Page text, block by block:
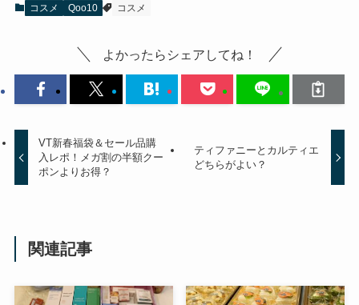
コスメ Qoo10 コスメ
よかったらシェアしてね！
VT新春福袋＆セール品購
入レポ！メガ割の半額クー
ポンよりお得？
ティファニーとカルティエ
どちらがよい？
関連記事